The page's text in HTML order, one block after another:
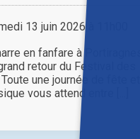
13 juin 2026 à 11h00
en fanfare à Portiragnes
retour du Festival des
une journée de fête et
vous attend entre [...]